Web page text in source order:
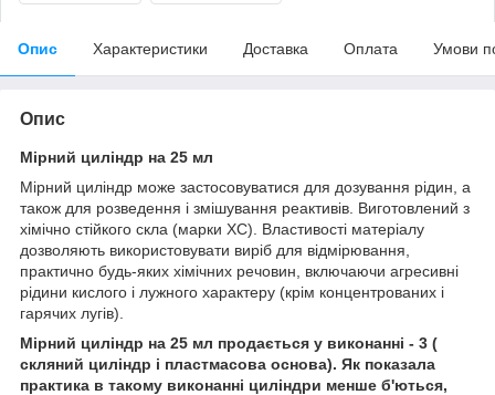
Опис Характеристики Доставка Оплата Умови
Опис
Мірний циліндр на 25 мл
Мірний циліндр може застосовуватися для дозування рідин, а
також для розведення і змішування реактивів. Виготовлений з
хімічно стійкого скла (марки ХС). Властивості матеріалу
дозволяють використовувати виріб для відмірювання,
практично будь-яких хімічних речовин, включаючи агресивні
рідини кислого і лужного характеру (крім концентрованих і
гарячих лугів).
Мірний циліндр на 25 мл продається у виконанні - 3 (
скляний циліндр і пластмасова основа). Як показала
практика в такому виконанні циліндри менше б'ються,